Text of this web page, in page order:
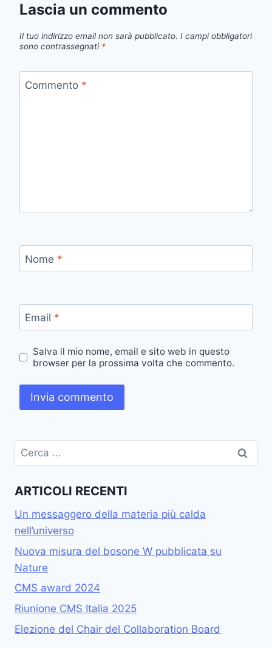
Lascia un commento
Il tuo indirizzo email non sarà pubblicato. I campi obbligatori
sono contrassegnati *
Commento *
Nome *
Email *
Salva il mio nome, email e sito web in questo
browser per la prossima volta che commento.
Ricerca
per:
ARTICOLI RECENTI
Un messaggero della materia più calda
nell’universo
Nuova misura del bosone W pubblicata su
Nature
CMS award 2024
Riunione CMS Italia 2025
Elezione del Chair del Collaboration Board